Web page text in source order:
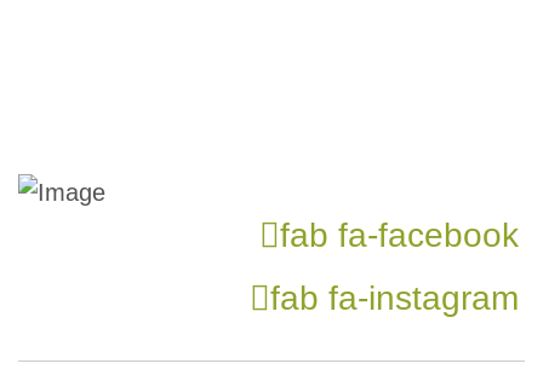
fab fa-facebook
fab fa-instagram